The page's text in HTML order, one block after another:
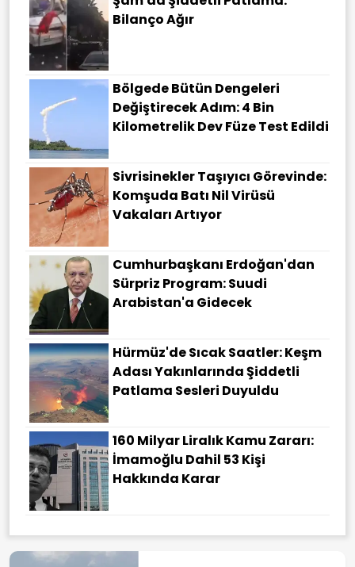
Bilanço Ağır
Bölgede Bütün Dengeleri
Değiştirecek Adım: 4 Bin
Kilometrelik Dev Füze Test Edildi
Sivrisinekler Taşıyıcı Görevinde:
Komşuda Batı Nil Virüsü
Vakaları Artıyor
Cumhurbaşkanı Erdoğan'dan
Sürpriz Program: Suudi
Arabistan'a Gidecek
Hürmüz'de Sıcak Saatler: Keşm
Adası Yakınlarında Şiddetli
Patlama Sesleri Duyuldu
160 Milyar Liralık Kamu Zararı:
İmamoğlu Dahil 53 Kişi
Hakkında Karar